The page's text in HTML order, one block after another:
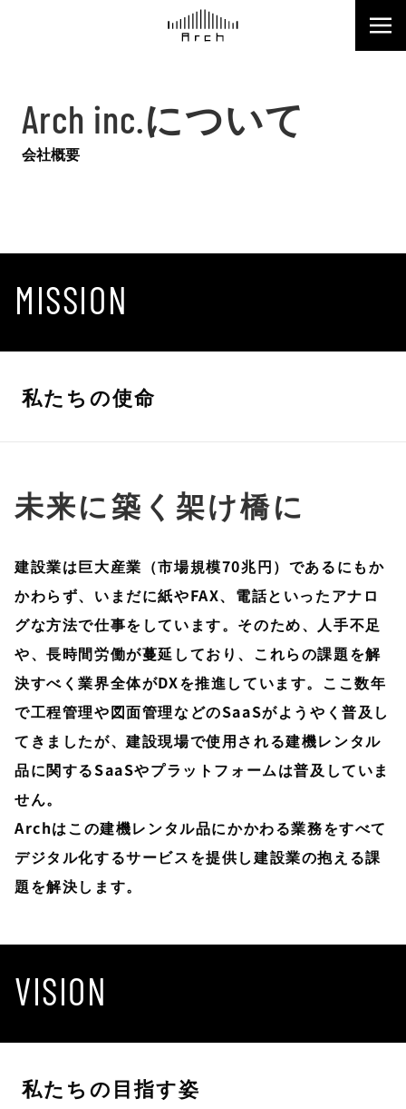
Arch inc.について
会社概要
MISSION
私たちの使命
未来に築く架け橋に
建設業は巨大産業（市場規模70兆円）であるにもか
かわらず、いまだに紙やFAX、電話といったアナロ
グな方法で仕事をしています。そのため、人手不足
や、長時間労働が蔓延しており、これらの課題を解
決すべく業界全体がDXを推進しています。ここ数年
で工程管理や図面管理などのSaaSがようやく普及し
てきましたが、建設現場で使用される建機レンタル
品に関するSaaSやプラットフォームは普及していま
せん。
Archはこの建機レンタル品にかかわる業務をすべて
デジタル化するサービスを提供し建設業の抱える課
題を解決します。
VISION
私たちの目指す姿